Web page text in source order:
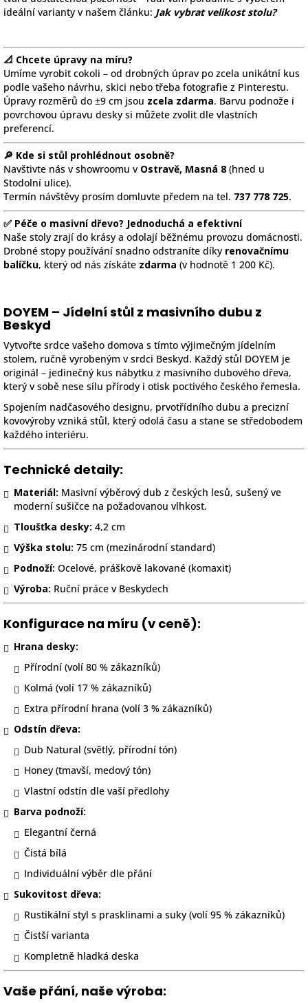
ideální varianty v našem článku: Jak vybrat velikost stolu?
📐 Chcete úpravy na míru?
Umíme vyrobit cokoli – od drobných úprav po zcela unikátní kus
podle vašeho návrhu, skici nebo třeba fotografie z Pinterestu.
Úpravy rozměrů do ±9 cm jsou zcela zdarma. Barvu podnože i
povrchovou úpravu desky si můžete zvolit dle vlastních
preferencí.
🔎 Kde si stůl prohlédnout osobně?
Navštivte nás v showroomu v Ostravě, Masná 8 (hned u
Stodolní ulice).
Termín návštěvy prosím domluvte předem na tel. 737 778 725.
✅ Péče o masivní dřevo? Jednoduchá a efektivní
Naše stoly zrají do krásy a odolají běžnému provozu domácnosti.
Drobné stopy používání snadno odstraníte díky renovačnímu
balíčku, který od nás získáte zdarma (v hodnotě 1 200 Kč).
DOYEM – Jídelní stůl z masivního dubu z
Beskyd
Vytvořte srdce vašeho domova s tímto výjimečným jídelním
stolem, ručně vyrobeným v srdci Beskyd. Každý stůl DOYEM je
originál – jedinečný kus nábytku z masivního dubového dřeva,
který v sobě nese sílu přírody i otisk poctivého českého řemesla.
Spojením nadčasového designu, prvotřídního dubu a precizní
kovovýroby vzniká stůl, který odolá času a stane se středobodem
každého interiéru.
Technické detaily:
Materiál: Masivní výběrový dub z českých lesů, sušený ve
moderní sušičce na požadovanou vlhkost.
Tloušťka desky: 4,2 cm
Výška stolu: 75 cm (mezinárodní standard)
Podnoží: Ocelové, práškově lakované (komaxit)
Výroba: Ruční práce v Beskydech
Konfigurace na míru (v ceně):
Hrana desky:
Přírodní (volí 80 % zákazníků)
Kolmá (volí 17 % zákazníků)
Extra přírodní hrana (volí 3 % zákazníků)
Odstín dřeva:
Dub Natural (světlý, přírodní tón)
Honey (tmavší, medový tón)
Vlastní odstín dle vaší předlohy
Barva podnoží:
Elegantní černá
Čistá bílá
Individuální výběr dle přání
Sukovitost dřeva:
Rustikální styl s prasklinami a suky (volí 95 % zákazníků)
Čistší varianta
Kompletně hladká deska
Vaše přání, naše výroba: